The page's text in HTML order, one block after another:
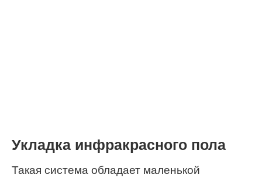
Укладка инфракрасного пола
Такая система обладает маленькой